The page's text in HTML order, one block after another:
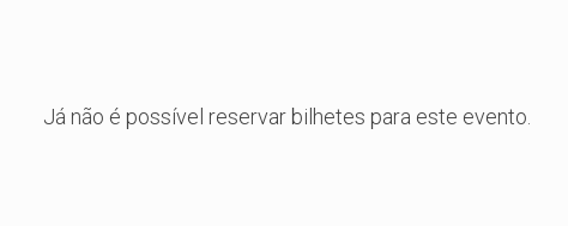
Já não é possível reservar bilhetes para este evento.